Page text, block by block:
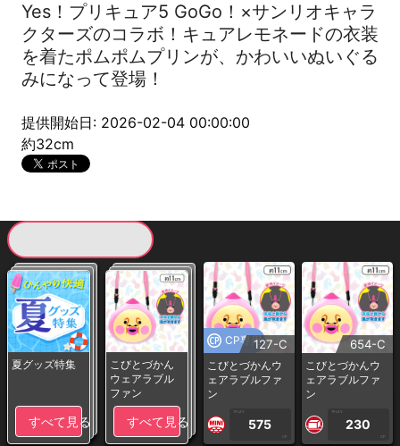
Yes！プリキュア5 GoGo！×サンリオキャラ
クターズのコラボ！キュアレモネードの衣装
を着たポムポムプリンが、かわいいぬいぐる
みになって登場！
提供開始日: 2026-02-04 00:00:00
約32cm
夏グッズ特集
すべて見る
こびとづかん
ウェアラブル
ファン
すべて見る
CP専用127-C
こびとづかんウ
ェアラブルファ
ン
1PLAY
575
CP
654-C
こびとづかんウ
ェアラブルファ
ン
1PLAY
230
CP